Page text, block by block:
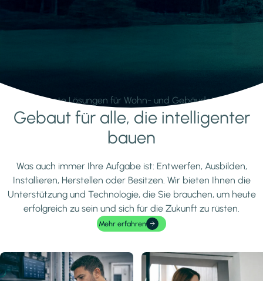
Intelligente Lösungen für Wohn- und Gebäudetechnik.
Mehr erfahren
Gebaut für alle, die intelligenter
bauen
Was auch immer Ihre Aufgabe ist: Entwerfen, Ausbilden,
Installieren, Herstellen oder Besitzen. Wir bieten Ihnen die
Unterstützung und Technologie, die Sie brauchen, um heute
erfolgreich zu sein und sich für die Zukunft zu rüsten.
Mehr erfahren